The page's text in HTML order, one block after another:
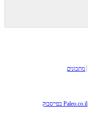
מתכונים
Paleo.co.il בפייסבוק